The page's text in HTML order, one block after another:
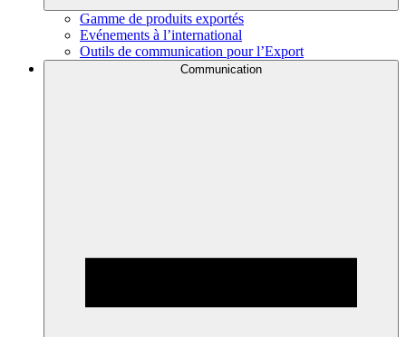
Gamme de produits exportés
Evénements à l’international
Outils de communication pour l’Export
Communication